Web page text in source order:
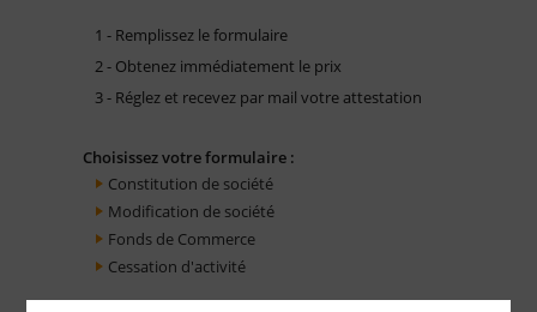
1 - Remplissez le formulaire
2 - Obtenez immédiatement le prix
3 - Réglez et recevez par mail votre attestation
Choisissez votre formulaire :
Constitution de société
Modification de société
Fonds de Commerce
Cessation d'activité